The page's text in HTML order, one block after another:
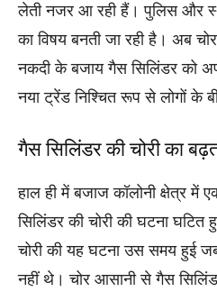
लेती नजर आ रही हैं। पुलिस और
का विषय बनती जा रही है। अब
नकदी के बजाय गैस सिलिंडर को
नया ट्रेंड निश्चित रूप से लोगों के
गैस सिलिंडर की चोरी का
हाल ही में बजाज कॉलोनी क्षेत्र में
सिलिंडर की चोरी की घटना
चोरी की यह घटना उस समय हुई
नहीं थे। चोर आसानी से गैस